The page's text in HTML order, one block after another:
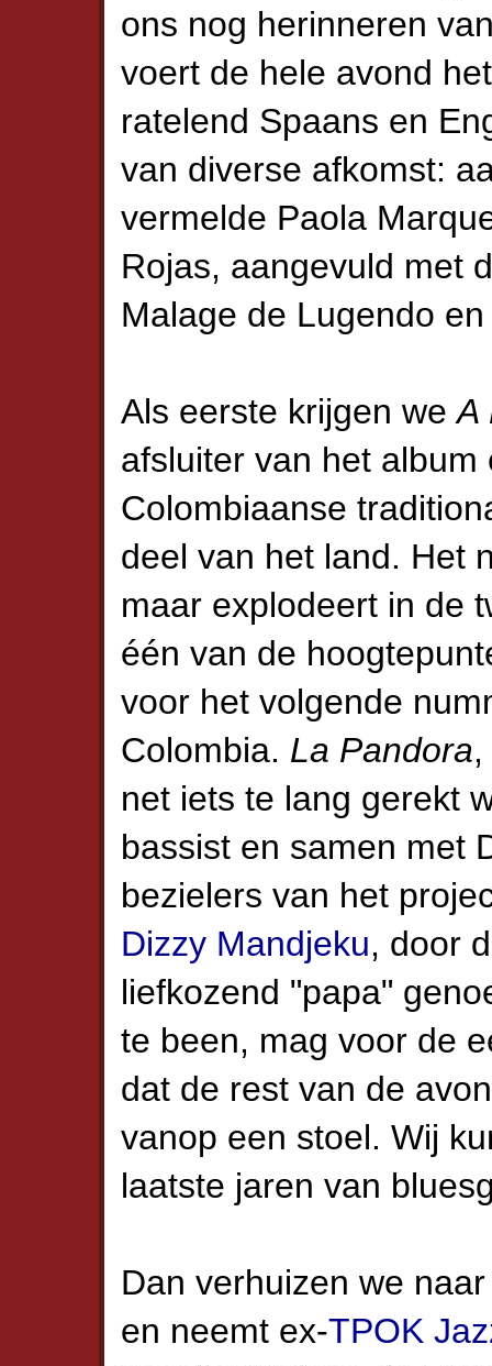
ons nog herinneren
voert de hele avond
ratelend Spaans en
van diverse afkomst:
vermelde Paola
Rojas, aangevuld met
Malage de Lugendo
Als eerste krijgen weA
afsluiter van het album
Colombiaanse
deel van het land. Het
maar explodeert in de
één van de
voor het volgende
Colombia. La Pandora
net iets te lang gerekt
bassist en samen met
bezielers van het
Dizzy Mandjeku, door
liefkozend "papa"
te been, mag voor de
dat de rest van de
vanop een stoel. Wij
laatste jaren van
Dan verhuizen we
en neemt ex-TPOK